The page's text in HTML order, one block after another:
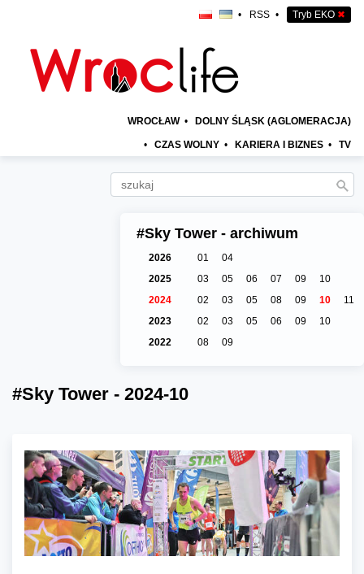
• RSS • Tryb EKO ✖
WROCŁAW • DOLNY ŚLĄSK (AGLOMERACJA)
• CZAS WOLNY • KARIERA I BIZNES • TV
#Sky Tower - archiwum
2026 01
04
2025
03 05 06 07 09
10
2024
02 03 05 08 09 10
11
2023
02 03 05 06 09
10
2022
08 09
#Sky Tower - 2024-10